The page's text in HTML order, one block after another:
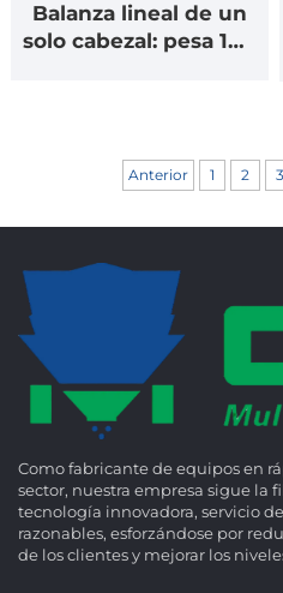
Balanza lineal de un
solo cabezal: pesa 100
Anterior 1 2 3
Como fabricante de equipos en
sector, nuestra empresa sigue la
tecnología innovadora, servicio
razonables, esforzándose por
de los clientes y mejorar los